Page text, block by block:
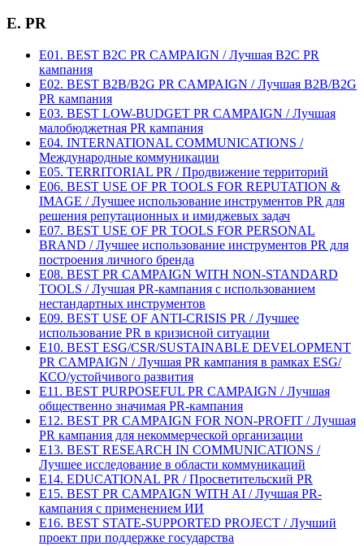
E. PR
E01. BEST B2C PR CAMPAIGN / Лучшая B2C PR
кампания
E02. BEST B2B/B2G PR CAMPAIGN / Лучшая B2B/B2G
PR кампания
E03. BEST LOW-BUDGET PR CAMPAIGN / Лучшая
малобюджетная PR кампания
E04. INTERNATIONAL COMMUNICATIONS /
Международные коммуникации
E05. TERRITORIAL PR / Продвижение территорий
E06. BEST USE OF PR TOOLS FOR REPUTATION &
IMAGE / Лучшее использование инструментов PR для
решения репутационных и имиджевых задач
E07. BEST USE OF PR TOOLS FOR PERSONAL
BRAND / Лучшее использование инструментов PR для
построения личного бренда
E08. BEST PR CAMPAIGN WITH NON-STANDARD
TOOLS / Лучшая PR-кампания с использованием
нестандартных инструментов
E09. BEST USE OF ANTI-CRISIS PR / Лучшее
использование PR в кризисной ситуации
E10. BEST ESG/CSR/SUSTAINABLE DEVELOPMENT
PR CAMPAIGN / Лучшая PR кампания в рамках ESG/
КСО/устойчивого развития
E11. BEST PURPOSEFUL PR CAMPAIGN / Лучшая
общественно значимая PR-кампания
E12. BEST PR CAMPAIGN FOR NON-PROFIT / Лучшая
PR кампания для некоммерческой организации
E13. BEST RESEARCH IN COMMUNICATIONS /
Лучшее исследование в области коммуникаций
E14. EDUCATIONAL PR / Просветительский PR
E15. BEST PR CAMPAIGN WITH AI / Лучшая PR-
кампания с применением ИИ
E16. BEST STATE-SUPPORTED PROJECT / Лучший
проект при поддержке государства